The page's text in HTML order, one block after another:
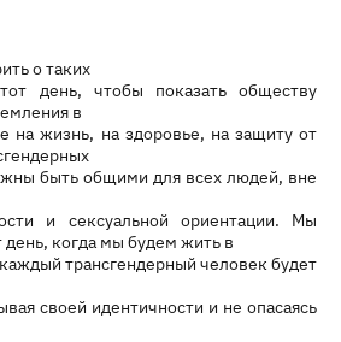
о таких
день, чтобы показать обществу
в
на жизнь, на здоровье, на защиту от
быть общими для всех людей, вне
и сексуальной ориентации. Мы
день, когда мы будем жить в
трансгендерный человек будет
своей идентичности и не опасаясь